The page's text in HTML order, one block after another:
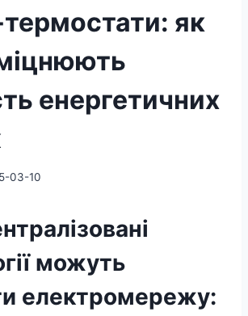
як
енергетичних
03-10
можуть
електромережу: